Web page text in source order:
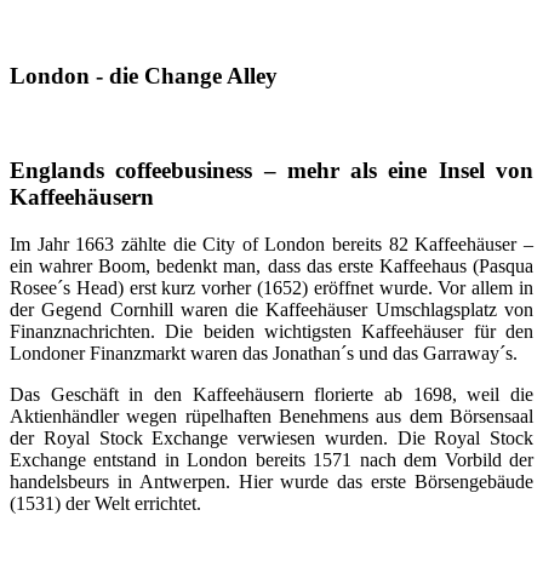
London - die Change Alley
Englands coffeebusiness – mehr als eine Insel von
Kaffeehäusern
Im Jahr 1663 zählte die City of London bereits 82 Kaffeehäuser –
ein wahrer Boom, bedenkt man, dass das erste Kaffeehaus (Pasqua
Rosee´s Head) erst kurz vorher (1652) eröffnet wurde. Vor allem in
der Gegend Cornhill waren die Kaffeehäuser Umschlagsplatz von
Finanznachrichten. Die beiden wichtigsten Kaffeehäuser für den
Londoner Finanzmarkt waren das Jonathan´s und das Garraway´s.
Das Geschäft in den Kaffeehäusern florierte ab 1698, weil die
Aktienhändler wegen rüpelhaften Benehmens aus dem Börsensaal
der Royal Stock Exchange verwiesen wurden. Die Royal Stock
Exchange entstand in London bereits 1571 nach dem Vorbild der
handelsbeurs in Antwerpen. Hier wurde das erste Börsengebäude
(1531) der Welt errichtet.